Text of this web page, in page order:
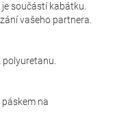
součástí kabátku.
vašeho partnera.
polyuretanu.
na